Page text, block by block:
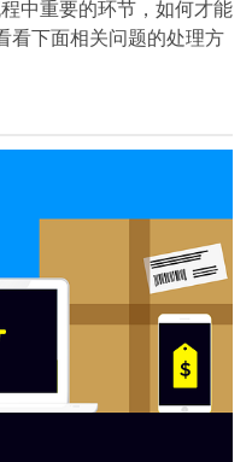
中重要的环节，如何才能
看下面相关问题的处理方